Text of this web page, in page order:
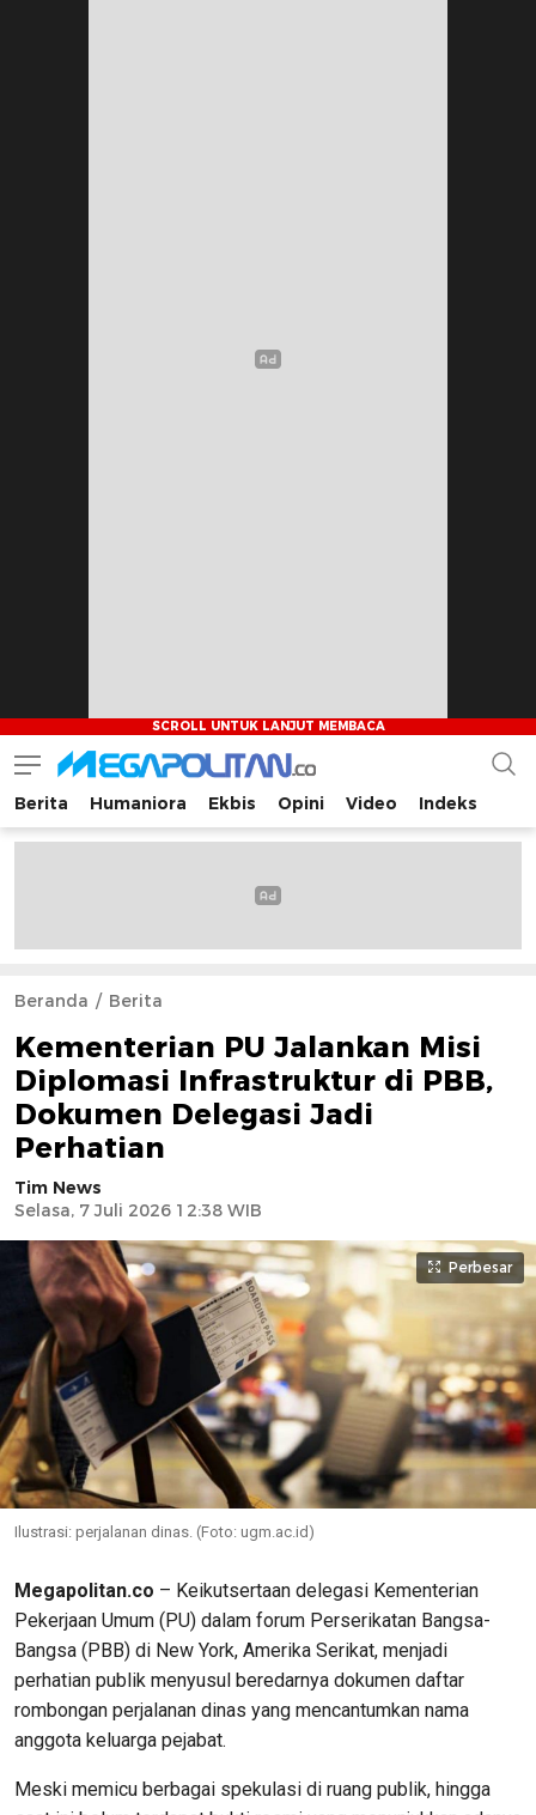
Megapolitan.co
Menyajikan berita-berita fakta bagi pembaca
Berita Humaniora Ekbis Opini Video Indeks
Beranda Berita
Kementerian PU Jalankan Misi
Diplomasi Infrastruktur di PBB,
Dokumen Delegasi Jadi
Perhatian
Tim News
Selasa, 7 Juli 2026 12:38 WIB
Perbesar
Ilustrasi: perjalanan dinas. (Foto: ugm.ac.id)
Megapolitan.co – Keikutsertaan delegasi Kementerian
Pekerjaan Umum (PU) dalam forum Perserikatan Bangsa-
Bangsa (PBB) di New York, Amerika Serikat, menjadi
perhatian publik menyusul beredarnya dokumen daftar
rombongan perjalanan dinas yang mencantumkan nama
anggota keluarga pejabat.
Meski memicu berbagai spekulasi di ruang publik, hingga